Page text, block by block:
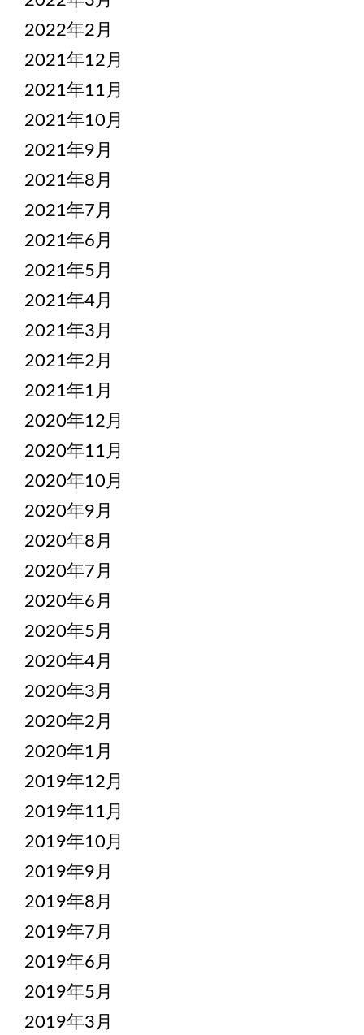
2022年2月
2021年12月
2021年11月
2021年10月
2021年9月
2021年8月
2021年7月
2021年6月
2021年5月
2021年4月
2021年3月
2021年2月
2021年1月
2020年12月
2020年11月
2020年10月
2020年9月
2020年8月
2020年7月
2020年6月
2020年5月
2020年4月
2020年3月
2020年2月
2020年1月
2019年12月
2019年11月
2019年10月
2019年9月
2019年8月
2019年7月
2019年6月
2019年5月
2019年3月